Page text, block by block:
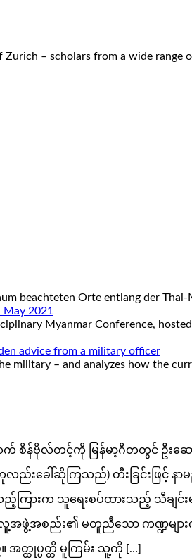
– scholars from a wide
beachteten Orte entlang der
2021
Myanmar Conference,
advice from a military officer
military – and analyzes how the
မိတ်ဆက် စိန်ဗိုလ်တင့်ကို မြန်မာ့ဂီတတွ
လည်းခေါ်ဆိုကြသည်) တီးခြင်းဖြင့်
ားက သူရေးစပ်ထားသည့် သီချင်းမျ
မာ့လူ့အဖွဲ့အစည်း၏ မတူညီသော ကဏ္ဍ
တ္ထုပ္ပတ္တိ မူကြမ်း သူ့ကို […]